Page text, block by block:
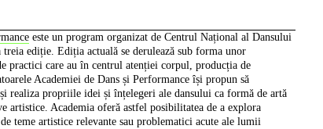
este un program organizat de Centrul Național al Dansului
ediție. Ediția actuală se derulează sub forma unor
practici care au în centrul atenției corpul, producția de
Academiei de Dans și Performance își propun să
realiza propriile idei și înțelegeri ale dansului ca formă de artă
artistice. Academia oferă astfel posibilitatea de a explora
teme artistice relevante sau problematici acute ale lumii